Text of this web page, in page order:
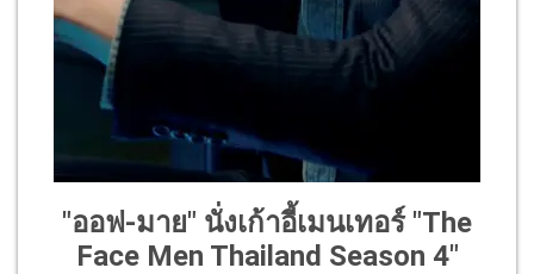
"ออฟ-มาย" นั่งเก้าอี้เมนเทอร์ "The
Face Men Thailand Season 4"